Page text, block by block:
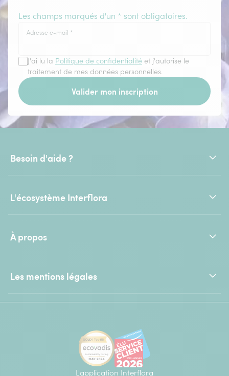
Les champs marqués d'un * sont obligatoires.
Adresse e-mail *
J'ai lu la Politique de confidentialité et j'autorise le
traitement de mes données personnelles.
Valider mon inscription
Besoin d'aide ?
L'écosystème Interflora
À propos
Les mentions légales
L'application Interflora